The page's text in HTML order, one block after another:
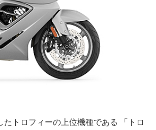
トロフィーの上位機種である 「トロ